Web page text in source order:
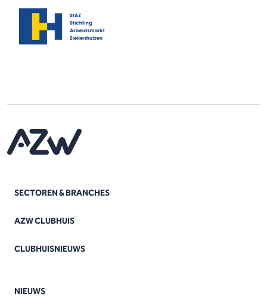
SECTOREN & BRANCHES
AZW CLUBHUIS
CLUBHUISNIEUWS
NIEUWS